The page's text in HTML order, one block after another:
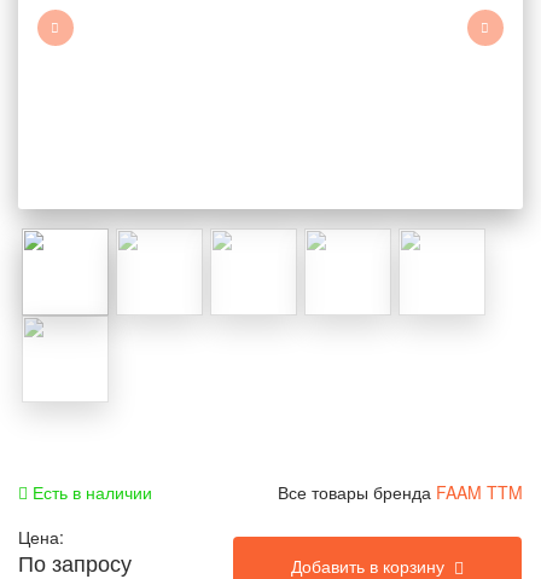
Есть в наличии Все товары бренда FAAM TTM
Цена:
По запросу Добавить в корзину